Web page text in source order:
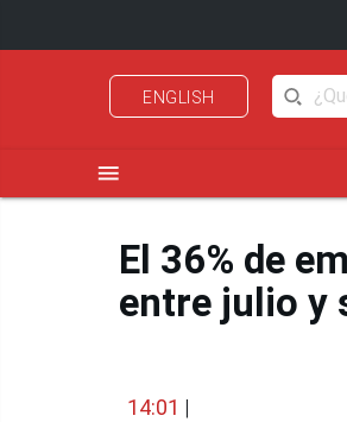
ENGLISH
menu
El 36% de
entre julio y
14:01 |